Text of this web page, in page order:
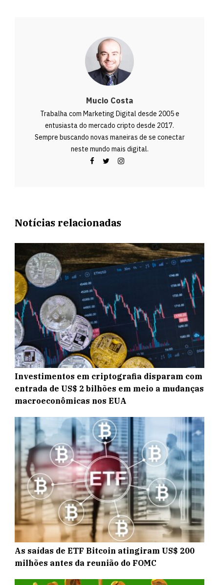
Mucio Costa
Trabalha com Marketing Digital desde 2005 e
entusiasta do mercado cripto desde 2017.
Sempre buscando novas maneiras de se conectar
neste mundo mais digital.
Notícias relacionadas
Investimentos em criptografia disparam com
entrada de US$ 2 bilhões em meio a mudanças
macroeconômicas nos EUA
As saídas de ETF Bitcoin atingiram US$ 200
milhões antes da reunião do FOMC